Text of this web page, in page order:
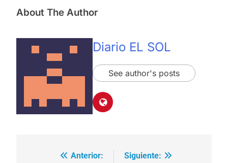
About The Author
Diario EL SOL
See author's posts
Navegación
Anterior:
Siguiente: